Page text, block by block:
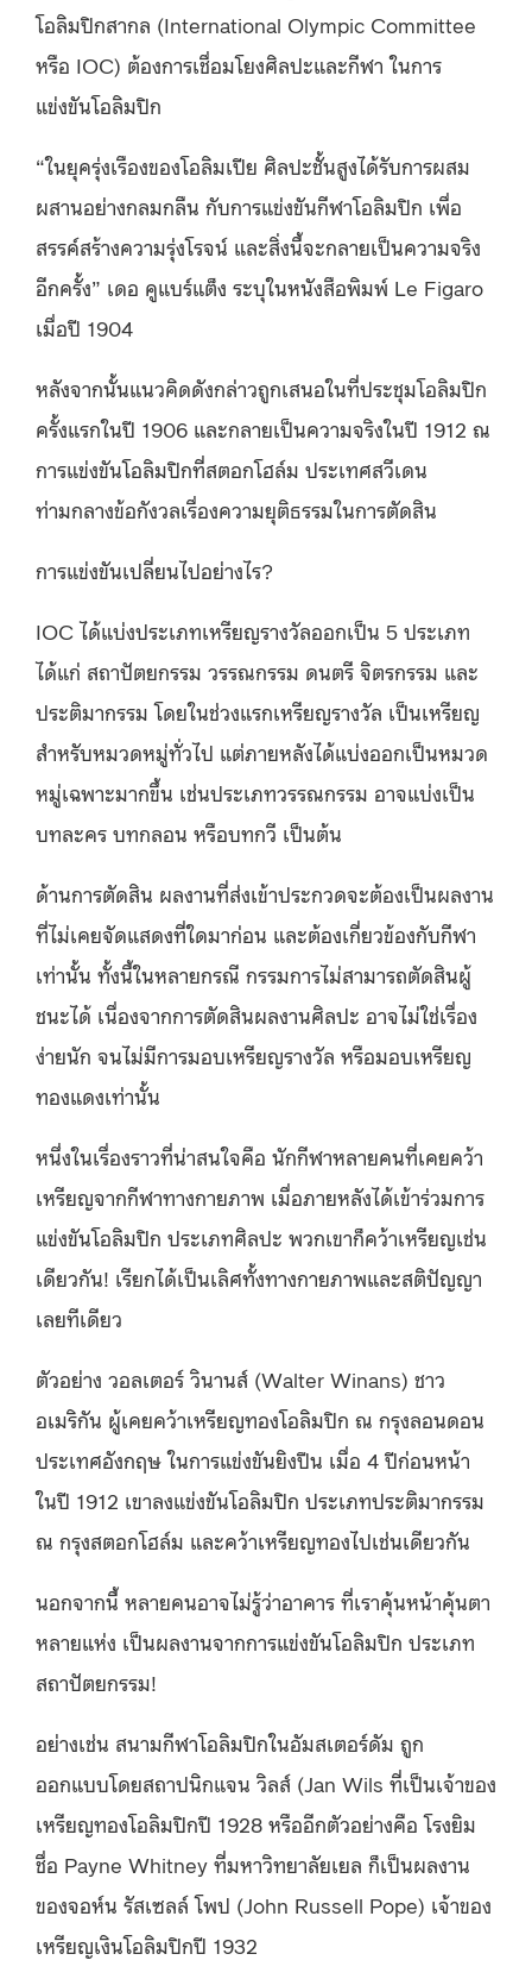
โอลิมปิกสากล (International Olympic Committee
หรือ IOC) ต้องการเชื่อมโยงศิลปะและกีฬา ในการ
แข่งขันโอลิมปิก
“ในยุครุ่งเรืองของโอลิมเปีย ศิลปะชั้นสูงได้รับการผสม
ผสานอย่างกลมกลืน กับการแข่งขันกีฬาโอลิมปิก เพื่อ
สรรค์สร้างความรุ่งโรจน์ และสิ่งนี้จะกลายเป็นความจริง
อีกครั้ง” เดอ คูแบร์แต็ง ระบุในหนังสือพิมพ์ Le Figaro
เมื่อปี 1904
หลังจากนั้นแนวคิดดังกล่าวถูกเสนอในที่ประชุมโอลิมปิก
ครั้งแรกในปี 1906 และกลายเป็นความจริงในปี 1912 ณ
การแข่งขันโอลิมปิกที่สตอกโฮล์ม ประเทศสวีเดน
ท่ามกลางข้อกังวลเรื่องความยุติธรรมในการตัดสิน
การแข่งขันเปลี่ยนไปอย่างไร?
IOC ได้แบ่งประเภทเหรียญรางวัลออกเป็น 5 ประเภท
ได้แก่ สถาปัตยกรรม วรรณกรรม ดนตรี จิตรกรรม และ
ประติมากรรม โดยในช่วงแรกเหรียญรางวัล เป็นเหรียญ
สำหรับหมวดหมู่ทั่วไป แต่ภายหลังได้แบ่งออกเป็นหมวด
หมู่เฉพาะมากขึ้น เช่นประเภทวรรณกรรม อาจแบ่งเป็น
บทละคร บทกลอน หรือบทกวี เป็นต้น
ด้านการตัดสิน ผลงานที่ส่งเข้าประกวดจะต้องเป็นผลงาน
ที่ไม่เคยจัดแสดงที่ใดมาก่อน และต้องเกี่ยวข้องกับกีฬา
เท่านั้น ทั้งนี้ในหลายกรณี กรรมการไม่สามารถตัดสินผู้
ชนะได้ เนื่องจากการตัดสินผลงานศิลปะ อาจไม่ใช่เรื่อง
ง่ายนัก จนไม่มีการมอบเหรียญรางวัล หรือมอบเหรียญ
ทองแดงเท่านั้น
หนึ่งในเรื่องราวที่น่าสนใจคือ นักกีฬาหลายคนที่เคยคว้า
เหรียญจากกีฬาทางกายภาพ เมื่อภายหลังได้เข้าร่วมการ
แข่งขันโอลิมปิก ประเภทศิลปะ พวกเขาก็คว้าเหรียญเช่น
เดียวกัน! เรียกได้เป็นเลิศทั้งทางกายภาพและสติปัญญา
เลยทีเดียว
ตัวอย่าง วอลเตอร์ วินานส์ (Walter Winans) ชาว
อเมริกัน ผู้เคยคว้าเหรียญทองโอลิมปิก ณ กรุงลอนดอน
ประเทศอังกฤษ ในการแข่งขันยิงปืน เมื่อ 4 ปีก่อนหน้า
ในปี 1912 เขาลงแข่งขันโอลิมปิก ประเภทประติมากรรม
ณ กรุงสตอกโฮล์ม และคว้าเหรียญทองไปเช่นเดียวกัน
นอกจากนี้ หลายคนอาจไม่รู้ว่าอาคาร ที่เราคุ้นหน้าคุ้นตา
หลายแห่ง เป็นผลงานจากการแข่งขันโอลิมปิก ประเภท
สถาปัตยกรรม!
อย่างเช่น สนามกีฬาโอลิมปิกในอัมสเตอร์ดัม ถูก
ออกแบบโดยสถาปนิกแจน วิลส์ (Jan Wils ที่เป็นเจ้าของ
เหรียญทองโอลิมปิกปี 1928 หรืออีกตัวอย่างคือ โรงยิม
ชื่อ Payne Whitney ที่มหาวิทยาลัยเยล ก็เป็นผลงาน
ของจอห์น รัสเซลล์ โพป (John Russell Pope) เจ้าของ
เหรียญเงินโอลิมปิกปี 1932